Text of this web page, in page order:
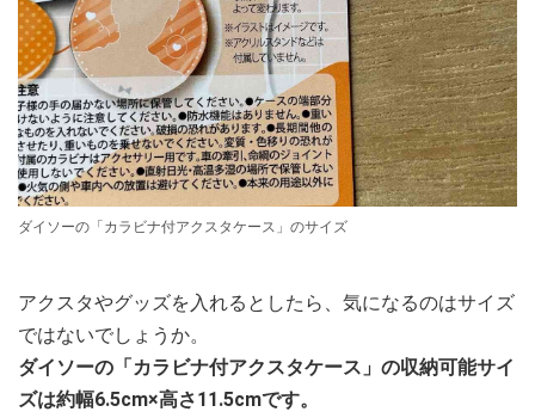
ダイソーの「カラビナ付アクスタケース」のサイズ
アクスタやグッズを入れるとしたら、気になるのはサイズ
ではないでしょうか。
ダイソーの「カラビナ付アクスタケース」の収納可能サイ
ズは約幅6.5cm×高さ11.5cmです。